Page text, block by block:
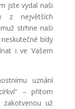
jste vydal naši
z největších
strhne naši
bídy
i ve Vašem
uznání
– přitom
už